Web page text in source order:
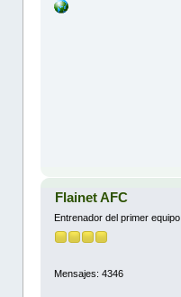
Flainet AFC
Entrenador del primer equipo
Mensajes: 4346